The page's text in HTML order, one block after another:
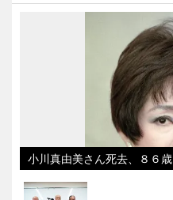
小川真由美さん死去、８６歳